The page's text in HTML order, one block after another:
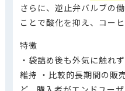
さらに、逆止弁バルブの
ことで酸化を抑え、コー
特徴
・袋詰め後も外気に触れ
維持 ・比較的長期間の販